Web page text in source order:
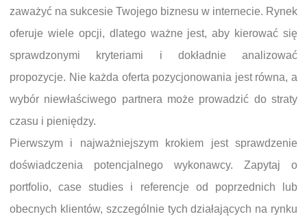
zaważyć na sukcesie Twojego biznesu w internecie. Rynek
oferuje wiele opcji, dlatego ważne jest, aby kierować się
sprawdzonymi kryteriami i dokładnie analizować
propozycje. Nie każda oferta pozycjonowania jest równa, a
wybór niewłaściwego partnera może prowadzić do straty
czasu i pieniędzy.
Pierwszym i najważniejszym krokiem jest sprawdzenie
doświadczenia potencjalnego wykonawcy. Zapytaj o
portfolio, case studies i referencje od poprzednich lub
obecnych klientów, szczególnie tych działających na rynku